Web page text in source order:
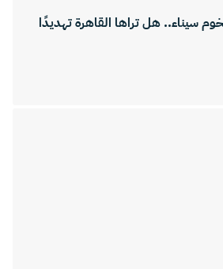
سيناء.. هل تراها القاهرة تهديدًا